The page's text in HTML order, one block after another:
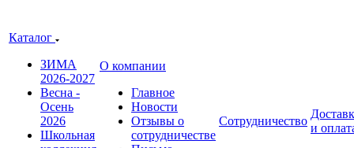
Каталог
ЗИМА
2026-2027
Весна -
Осень
2026
Школьная
О компании
Главное
Новости
Отзывы о
сотрудничестве
Сотрудничество
и